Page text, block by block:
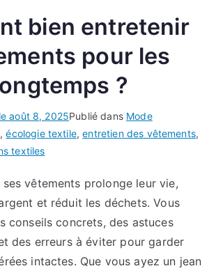
bien entretenir
pour les
?
août 8, 2025Publié dans Mode
,écologie textile,entretien des vêtements,
textiles
vêtements prolonge leur vie,
et réduit les déchets. Vous
conseils concrets, des astuces
des erreurs à éviter pour garder
intactes. Que vous ayez un jean